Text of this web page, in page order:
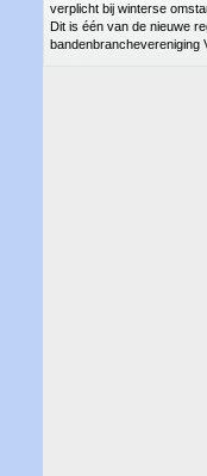
verplicht bij winterse
Dit is één van de nieuwe
bandenbranchevereniging